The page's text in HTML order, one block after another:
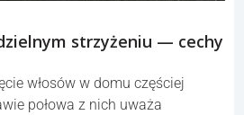
strzyżeniu — cechy
włosów w domu częściej
połowa z nich uważa